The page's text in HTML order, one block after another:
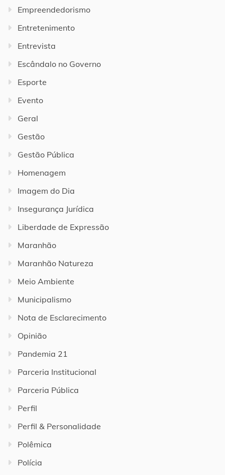
Empreendedorismo
Entretenimento
Entrevista
Escândalo no Governo
Esporte
Evento
Geral
Gestão
Gestão Pública
Homenagem
Imagem do Dia
Insegurança Jurídica
Liberdade de Expressão
Maranhão
Maranhão Natureza
Meio Ambiente
Municipalismo
Nota de Esclarecimento
Opinião
Pandemia 21
Parceria Institucional
Parceria Pública
Perfil
Perfil & Personalidade
Polêmica
Polícia